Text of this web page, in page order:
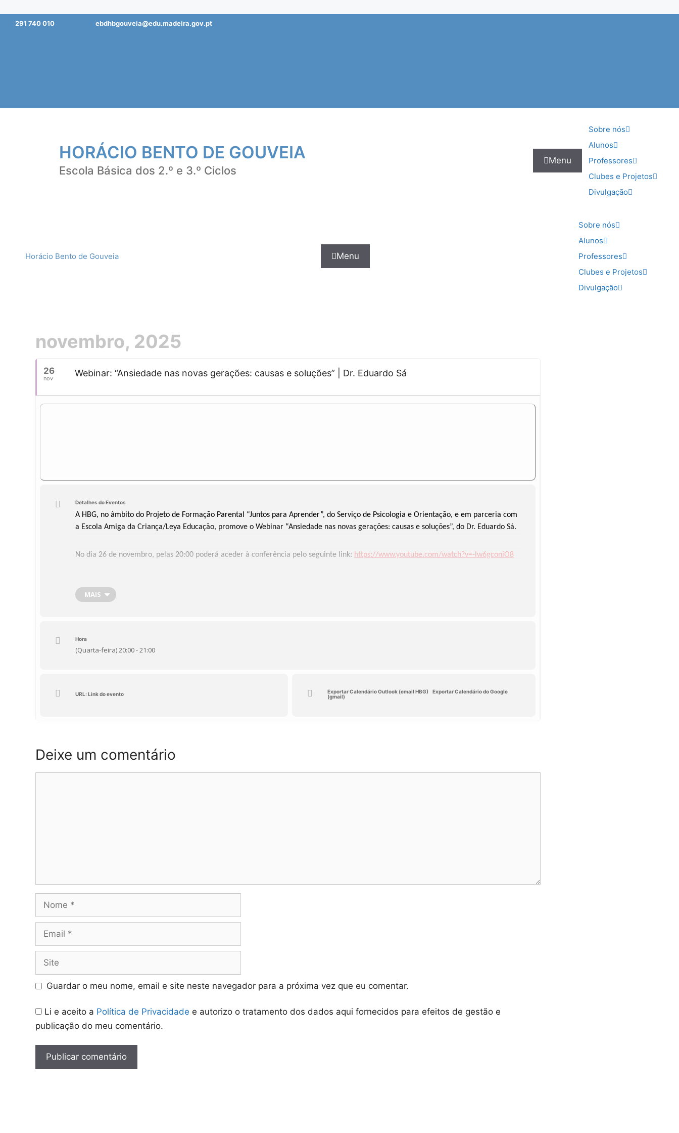
Saltar291 740 010 ebdhbgouveia@edu.madeira.gov.pt
HORÁCIO BENTO DE GOUVEIA
Escola Básica dos 2.º e 3.º Ciclos
Menu
Sobre nós
Alunos
Professores
Clubes e Projetos
Divulgação
Horácio Bento de Gouveia Menu
Sobre nós
Alunos
Professores
Clubes e Projetos
Divulgação
novembro, 2025
26
nov Webinar: “Ansiedade nas novas gerações: causas e soluções” | Dr. Eduardo Sá
Detalhes do Eventos
A HBG, no âmbito do Projeto de Formação Parental “Juntos para Aprender”, do Serviço de Psicologia e Orientação, e em parceria com
a Escola Amiga da Criança/Leya Educação, promove o Webinar “Ansiedade nas novas gerações: causas e soluções”, do Dr. Eduardo Sá.
No dia 26 de novembro, pelas 20:00 poderá aceder à conferência pelo seguinte link: https://www.youtube.com/watch?v=-lw6gconiO8
MAIS
Hora
(Quarta-feira) 20:00 - 21:00
URL: Link do evento Exportar Calendário Outlook (email HBG)
Exportar Calendário do Google
(gmail)
Deixe um comentário
Nome
Email
Site
Guardar o meu nome, email e site neste navegador para a próxima vez que eu comentar.
Li e aceito a Política de Privacidade e autorizo o tratamento dos dados aqui fornecidos para efeitos de gestão e
publicação do meu comentário.